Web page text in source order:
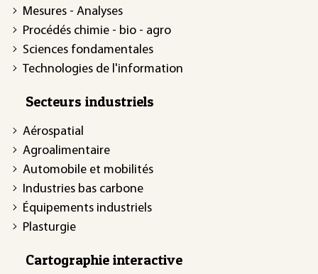
Mesures - Analyses
Procédés chimie - bio - agro
Sciences fondamentales
Technologies de l'information
Secteurs industriels
Aérospatial
Agroalimentaire
Automobile et mobilités
Industries bas carbone
Équipements industriels
Plasturgie
Cartographie interactive